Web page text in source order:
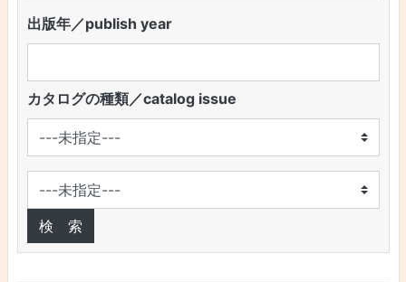
出版年／publish year
カタログの種類／catalog issue